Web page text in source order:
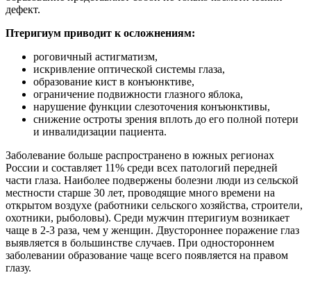
дефект.
Птеригиум приводит к осложнениям:
роговичный астигматизм,
искривление оптической системы глаза,
образование кист в конъюнктиве,
ограничение подвижности глазного яблока,
нарушение функции слезоточения конъюнктивы,
снижение остроты зрения вплоть до его полной потери
и инвалидизации пациента.
Заболевание больше распространено в южных регионах
России и составляет 11% среди всех патологий передней
части глаза. Наиболее подвержены болезни люди из сельской
местности старше 30 лет, проводящие много времени на
открытом воздухе (работники сельского хозяйства, строители,
охотники, рыболовы). Среди мужчин птеригиум возникает
чаще в 2-3 раза, чем у женщин. Двустороннее поражение глаз
выявляется в большинстве случаев. При одностороннем
заболевании образование чаще всего появляется на правом
глазу.